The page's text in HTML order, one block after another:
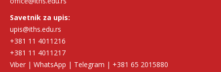
Savetnik za upis:
upis@iths.edu.rs
+381 11 4011216
+381 11 4011217
Viber | WhatsApp | Telegram | +381 65 2015880